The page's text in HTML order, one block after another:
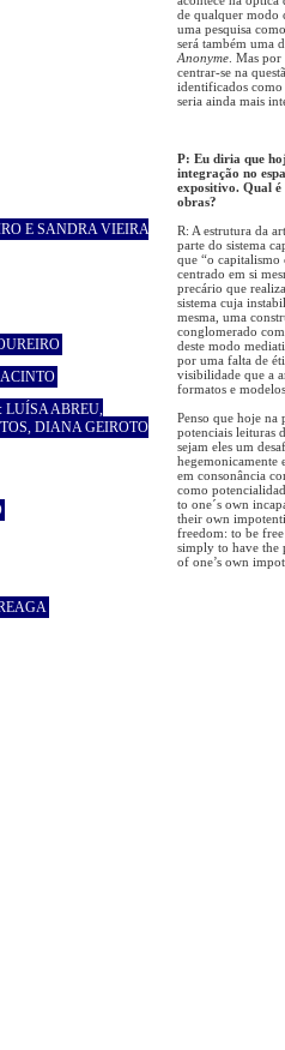
E SANDRA VIEIRA
LUÍSA ABREU,
DIANA GEIROTO
de qualquer modo
uma pesquisa
será também uma
Anonyme . Mas
centrar-se na
identificados como
seria ainda mais
P: Eu diria que
integração no
expositivo. Qual é
obras?
R: A estrutura da
parte do sistema
que “o capitalismo
centrado em si
precário que
sistema cuja
mesma, uma
conglomerado
deste modo
por uma falta de
visibilidade que a
formatos e
Penso que hoje na
potenciais leituras
sejam eles um
hegemonicamente
em consonância
como
to one´s own
their own
freedom: to be
simply to have the
of one’s own